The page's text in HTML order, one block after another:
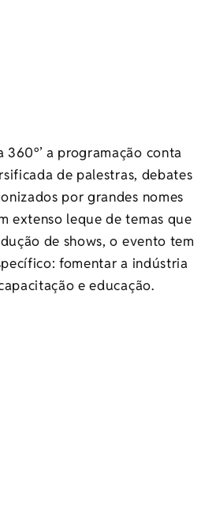
360º’ a programação conta
de palestras, debates
por grandes nomes
extenso leque de temas que
de shows, o evento tem
fomentar a indústria
e educação.